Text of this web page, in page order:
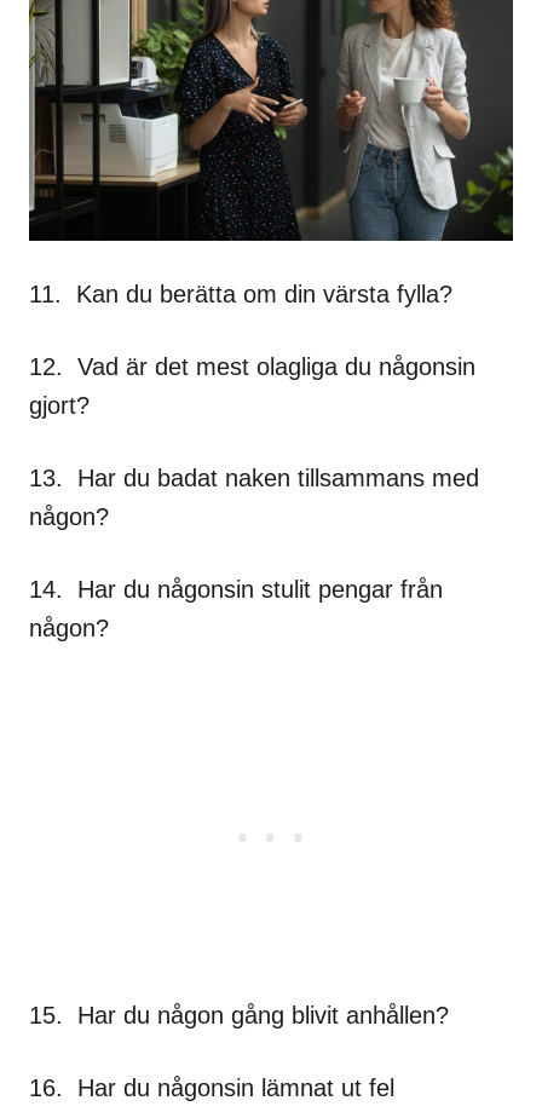
11. Kan du berätta om din värsta fylla?
12. Vad är det mest olagliga du någonsin
gjort?
13. Har du badat naken tillsammans med
någon?
14. Har du någonsin stulit pengar från
någon?
15. Har du någon gång blivit anhållen?
16. Har du någonsin lämnat ut fel